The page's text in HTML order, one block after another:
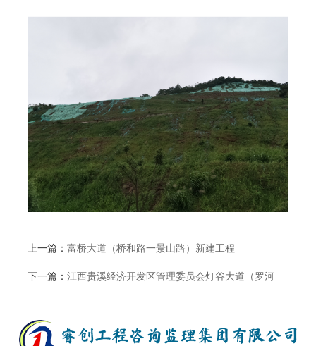
上一篇： 富桥大道（桥和路一景山路）新建工程
下一篇： 江西贵溪经济开发区管理委员会灯谷大道（罗河